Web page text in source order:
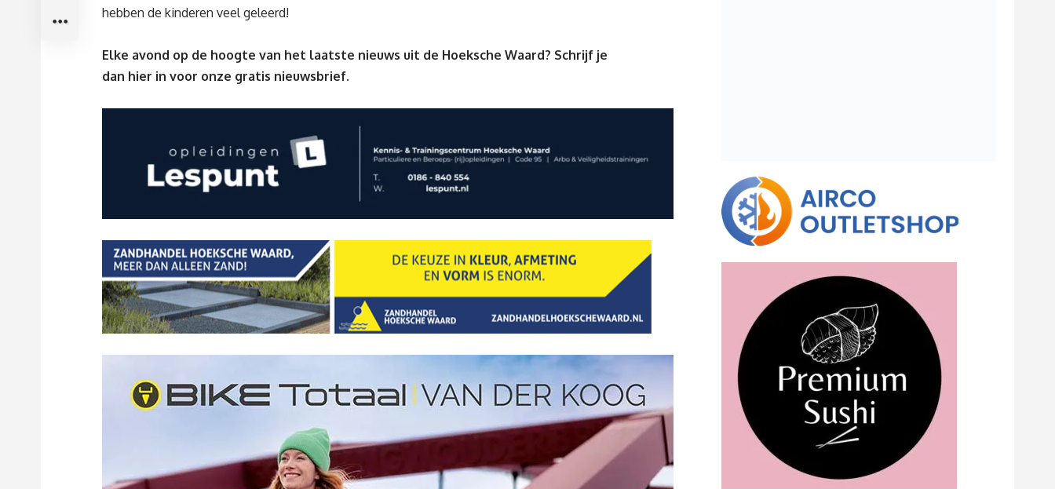
hebben de kinderen veel geleerd!
Elke avond op de hoogte van het laatste nieuws uit de Hoeksche Waard? Schrijf je
dan hier in voor onze gratis nieuwsbrief.